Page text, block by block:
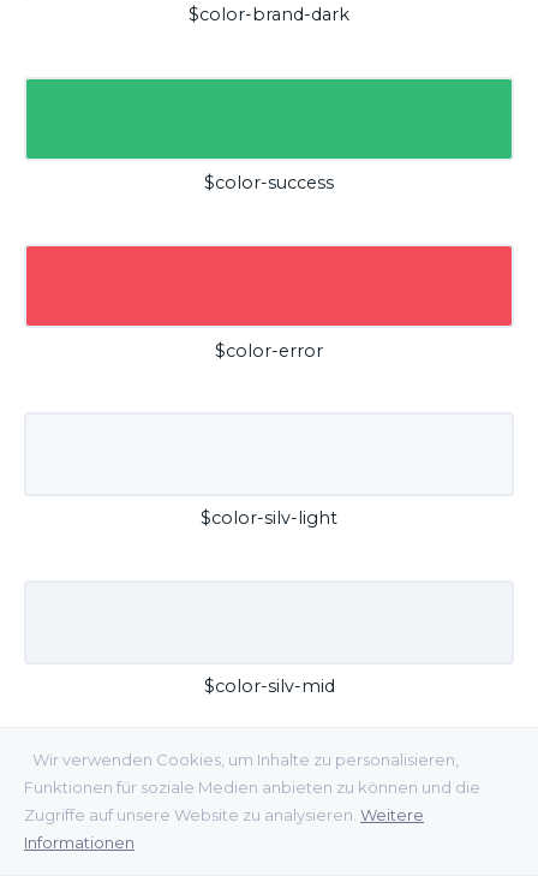
Wir verwenden Cookies, um Inhalte zu personalisieren,
Funktionen für soziale Medien anbieten zu können und die
Zugriffe auf unsere Website zu analysieren. Weitere
Informationen
$color-brand-dark
$color-success
$color-error
$color-silv-light
$color-silv-mid